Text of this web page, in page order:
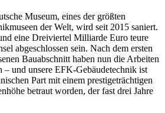
Museum, eines der größten
der Welt, wird seit 2015 saniert.
eine Dreiviertel Milliarde Euro teure
abgeschlossen sein. Nach dem ersten
Bauabschnitt haben nun die Arbeiten
– und unsere EFK-Gebäudetechnik ist
Part mit einem prestigeträchtigen
betraut worden, der fast drei Jahre